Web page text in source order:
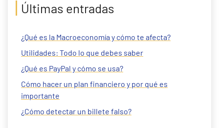
Últimas entradas
¿Qué es la Macroeconomía y cómo te afecta?
Utilidades: Todo lo que debes saber
¿Qué es PayPal y cómo se usa?
Cómo hacer un plan financiero y por qué es
importante
¿Cómo detectar un billete falso?